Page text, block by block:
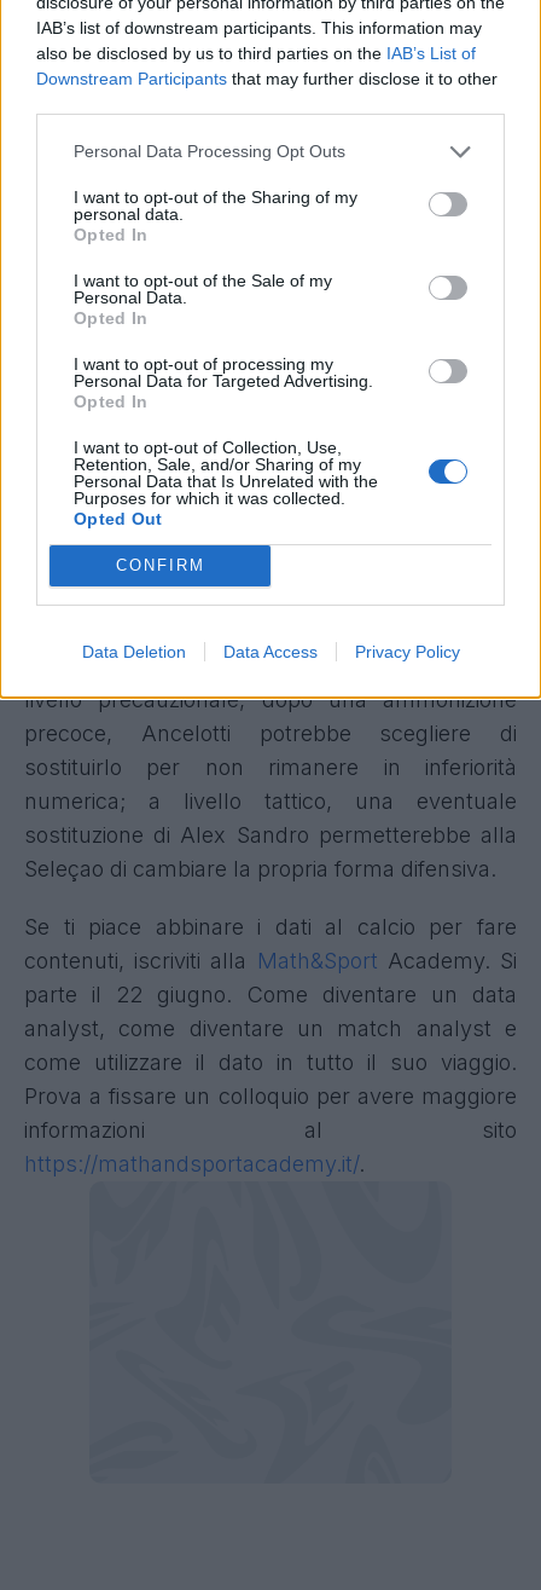
IAB’s list of downstream participants. This information may
also be disclosed by us to third parties on the IAB’s List of
Downstream Participants that may further disclose it to other
Personal Data Processing Opt Outs
I want to opt-out of the Sharing of my
personal data.
Opted In
I want to opt-out of the Sale of my
Personal Data.
Opted In
I want to opt-out of processing my
Personal Data for Targeted Advertising.
Opted In
I want to opt-out of Collection, Use,
Retention, Sale, and/or Sharing of my
Personal Data that Is Unrelated with the
Purposes for which it was collected.
Opted Out
CONFIRM
Data Deletion Data Access Privacy Policy
Un altro consiglio per il Fantamondiale arriva da
MathandSportche per questa partita, così come
Andrea Marinozzi, consiglia di puntare suIsmael
Saibari:primo per contribuzioni al gol (23) e per
stagione con il premio di miglior giocatore del
campionato olandese. La sua capacità di infilarsi
tra le linee potrà essere determinante contro un
Brasile forse sfilacciato dopo la fase offensiva.
primo ammonito del match potrebbe essere
Alex Sandro:
Diaz ma anche le sovrapposizioni di Hakimi,
autore di tre assist dopo una conduzione in
Champions League. Meglio di lui solo Vinicius,
che avrà il compito di impensierirlo e tenerlo
giocatore sostituitoper una duplice ragione. A
livello precauzionale, dopo una ammonizione
precoce, Ancelotti potrebbe scegliere di
sostituirlo per non rimanere in inferiorità
numerica; a livello tattico, una eventuale
sostituzione di Alex Sandro permetterebbe alla
Seleçao di cambiare la propria forma difensiva.
Se ti piace abbinare i dati al calcio per fare
contenuti, iscriviti alla
Math&Sport Academy. Si
parte il 22 giugno. Come diventare un data
analyst, come diventare un match analyst e
come utilizzare il dato in tutto il suo viaggio.
Prova a fissare un colloquio per avere maggiore
informazioni al sito
https://mathandsportacademy.it/.